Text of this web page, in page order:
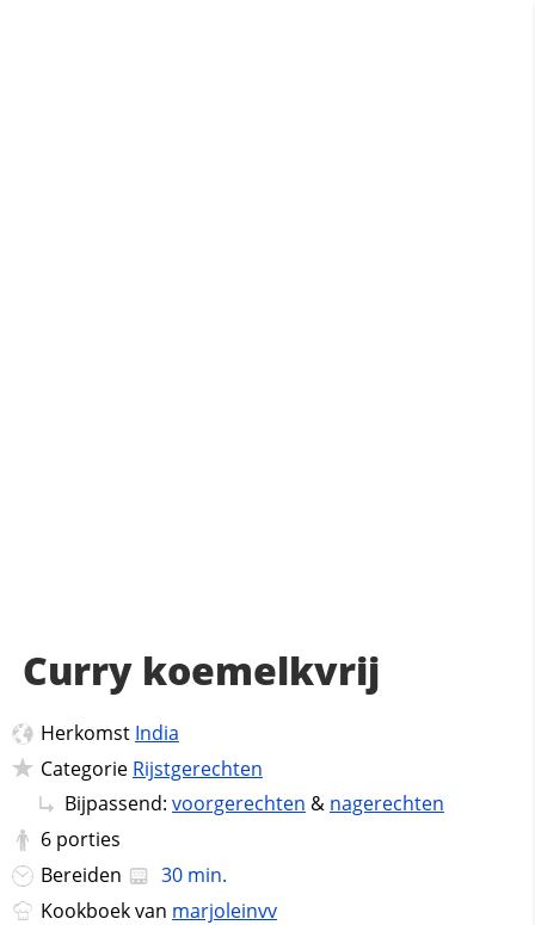
Curry koemelkvrij
Herkomst India
Categorie Rijstgerechten
Bijpassend: voorgerechten & nagerechten
6 porties
Bereiden
30 min.
Kookboek van marjoleinvv